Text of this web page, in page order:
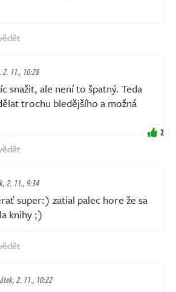
2. 11., 10:28
snažit, ale není to špatný. Teda
trochu bledějšího a možná
2
2. 11., 9:34
super:) zatial palec hore že sa
knihy ;)
2. 11., 10:22